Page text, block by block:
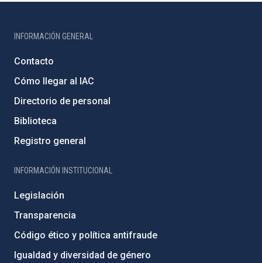
INFORMACIÓN GENERAL
Contacto
Cómo llegar al IAC
Directorio de personal
Biblioteca
Registro general
INFORMACIÓN INSTITUCIONAL
Legislación
Transparencia
Código ético y política antifraude
Igualdad y diversidad de género